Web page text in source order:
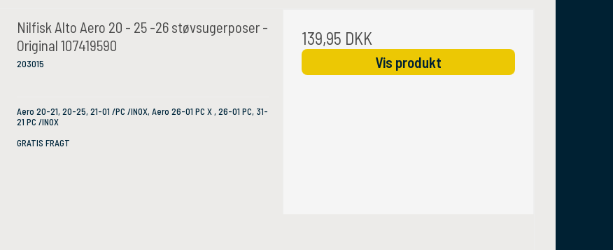
Nilfisk Alto Aero 20 - 25 -26 støvsugerposer -
Original 107419590
203015
Aero 20-21, 20-25, 21-01 /PC /INOX, Aero 26-01 PC X , 26-01 PC, 31-
21 PC /INOX
GRATIS FRAGT
139,95 DKK
Vis produkt